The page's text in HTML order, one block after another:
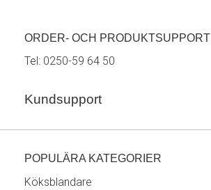
ORDER- OCH PRODUKTSUPPORT
Tel: 0250-59 64 50
Kundsupport
POPULÄRA KATEGORIER
Köksblandare